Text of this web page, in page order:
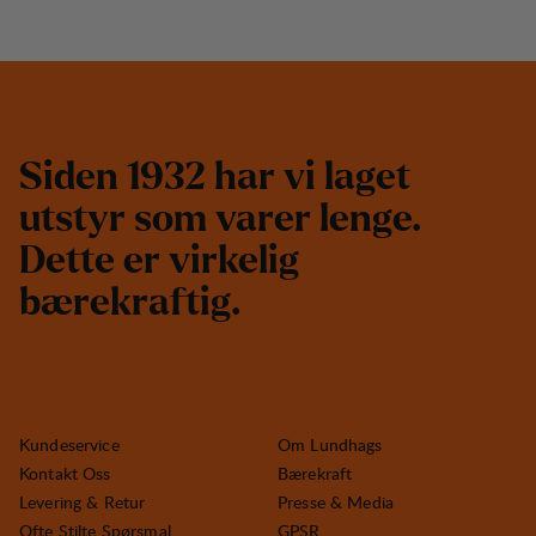
Siden 1932 har vi laget
utstyr som varer lenge.
Dette er virkelig
bærekraftig.
Kundeservice
Kontakt Oss
Levering & Retur
Ofte Stilte Spørsmal
Om Lundhags
Bærekraft
Presse & Media
GPSR